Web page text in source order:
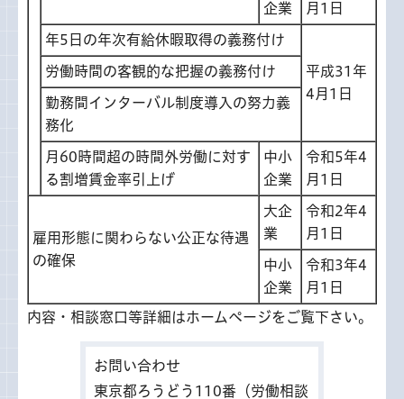
企業
月1日
年5日の年次有給休暇取得の義務付け
平成31年
4月1日
労働時間の客観的な把握の義務付け
勤務間インターバル制度導入の努力義
務化
月60時間超の時間外労働に対す
る割増賃金率引上げ
中小
企業
令和5年4
月1日
雇用形態に関わらない公正な待遇
の確保
大企
業
令和2年4
月1日
中小
企業
令和3年4
月1日
内容・相談窓口等詳細はホームページをご覧下さい。
お問い合わせ
東京都ろうどう110番（労働相談